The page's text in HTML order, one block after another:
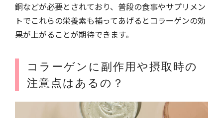
銅などが必要とされており、普段の食事やサプリメン
トでこれらの栄養素も補ってあげるとコラーゲンの効
果が上がることが期待できます。
コラーゲンに副作用や摂取時の
注意点はあるの？